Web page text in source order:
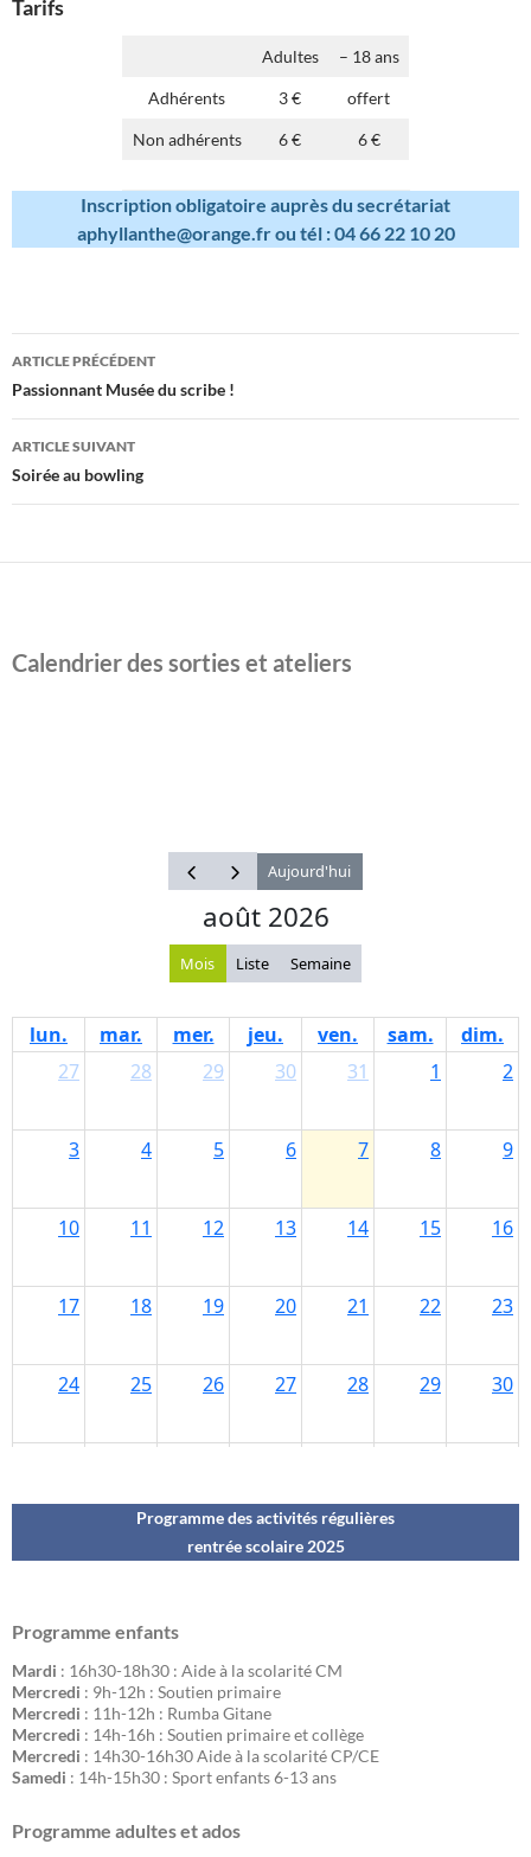
Tarifs
Adultes – 18 ans
Adhérents 3 € offert
Non adhérents 6 € 6 €
Inscription obligatoire auprès du secrétariat
aphyllanthe@orange.fr ou tél : 04 66 22 10 20
Navigation
des
articles
ARTICLE PRÉCÉDENT
Passionnant Musée du scribe !
ARTICLE SUIVANT
Soirée au bowling
Calendrier des sorties et ateliers
Programme des activités régulières
rentrée scolaire 2025
Programme enfants
Mardi : 16h30-18h30 : Aide à la scolarité CM
Mercredi : 9h-12h : Soutien primaire
Mercredi : 11h-12h : Rumba Gitane
Mercredi : 14h-16h : Soutien primaire et collège
Mercredi : 14h30-16h30 Aide à la scolarité CP/CE
Samedi : 14h-15h30 : Sport enfants 6-13 ans
Programme adultes et ados